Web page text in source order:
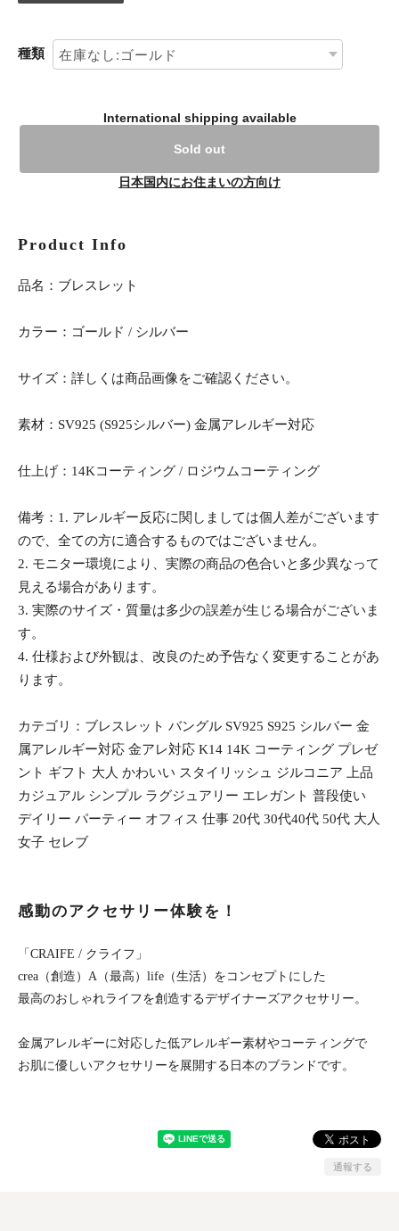
種類
International shipping available
Sold out
日本国内にお住まいの方向け
Product Info
品名：ブレスレット
カラー：ゴールド / シルバー
サイズ：詳しくは商品画像をご確認ください。
素材：SV925 (S925シルバー) 金属アレルギー対応
仕上げ：14Kコーティング / ロジウムコーティング
備考：1. アレルギー反応に関しましては個人差がございます
ので、全ての方に適合するものではございません。
2. モニター環境により、実際の商品の色合いと多少異なって
見える場合があります。
3. 実際のサイズ・質量は多少の誤差が生じる場合がございま
す。
4. 仕様および外観は、改良のため予告なく変更することがあ
ります。
カテゴリ：ブレスレット バングル SV925 S925 シルバー 金
属アレルギー対応 金アレ対応 K14 14K コーティング プレゼ
ント ギフト 大人 かわいい スタイリッシュ ジルコニア 上品
カジュアル シンプル ラグジュアリー エレガント 普段使い
デイリー パーティー オフィス 仕事 20代 30代40代 50代 大人
女子 セレブ
感動のアクセサリー体験を！
「CRAIFE / クライフ」
crea（創造）A（最高）life（生活）をコンセプトにした
最高のおしゃれライフを創造するデザイナーズアクセサリー。
金属アレルギーに対応した低アレルギー素材やコーティングで
お肌に優しいアクセサリーを展開する日本のブランドです。
通報する